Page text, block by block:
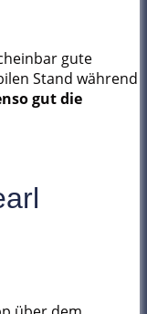
gute
Stand während
gut die